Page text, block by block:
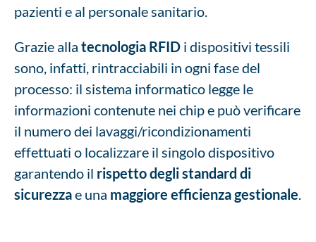
pazienti e al personale sanitario.
Grazie alla tecnologia RFID i dispositivi tessili
sono, infatti, rintracciabili in ogni fase del
processo: il sistema informatico legge le
informazioni contenute nei chip e può verificare
il numero dei lavaggi/ricondizionamenti
effettuati o localizzare il singolo dispositivo
garantendo il rispetto degli standard di
sicurezzae una maggiore efficienza gestionale.